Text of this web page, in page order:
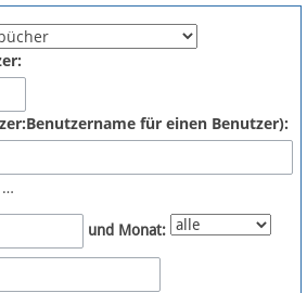
für einen Benutzer):
…
und Monat: